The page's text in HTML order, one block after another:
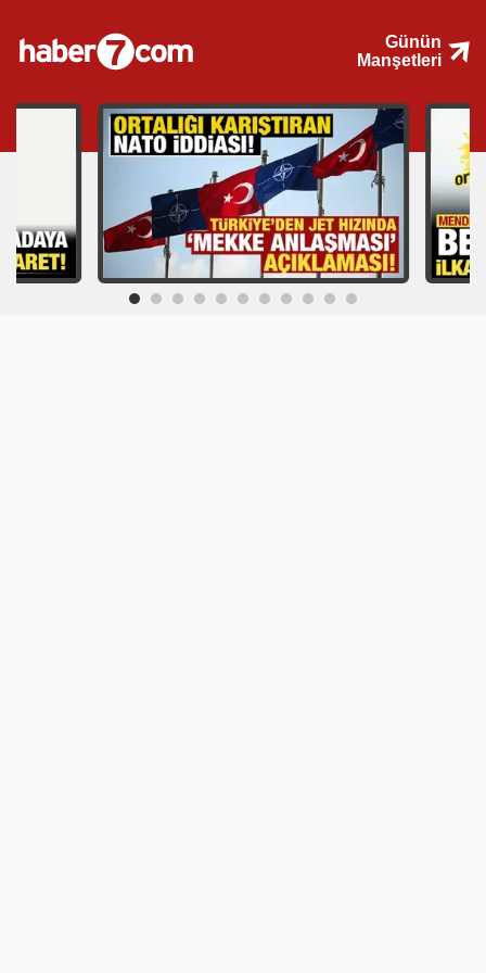
Günün
Manşetleri